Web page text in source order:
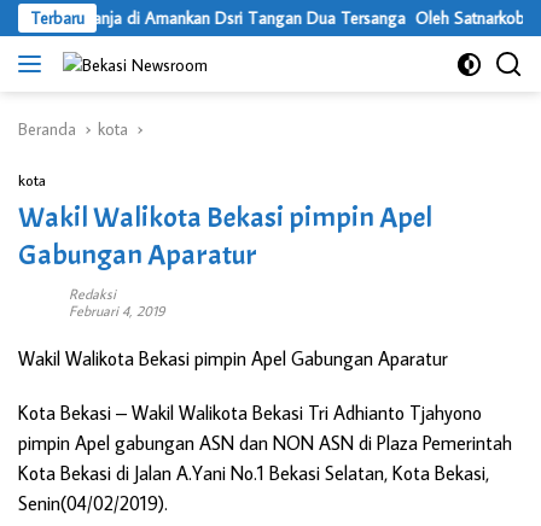
Langsung
ke
konten
Terbaru
2 Kilo Ganja di Amankan Dsri Tangan Dua Tersanga Oleh Satnarkoba
Beranda kota
kota
Wakil Walikota Bekasi pimpin Apel
Gabungan Aparatur
Redaksi
Februari 4, 2019
Wakil Walikota Bekasi pimpin Apel Gabungan Aparatur
Kota Bekasi – Wakil Walikota Bekasi Tri Adhianto Tjahyono
pimpin Apel gabungan ASN dan NON ASN di Plaza Pemerintah
Kota Bekasi di Jalan A.Yani No.1 Bekasi Selatan, Kota Bekasi,
Senin(04/02/2019).